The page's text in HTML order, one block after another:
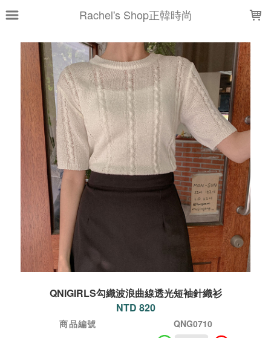
Rachel's Shop正韓時尚
QNIGIRLS勾織波浪曲線透光短袖針織衫
NTD 820
商品編號
QNG0710